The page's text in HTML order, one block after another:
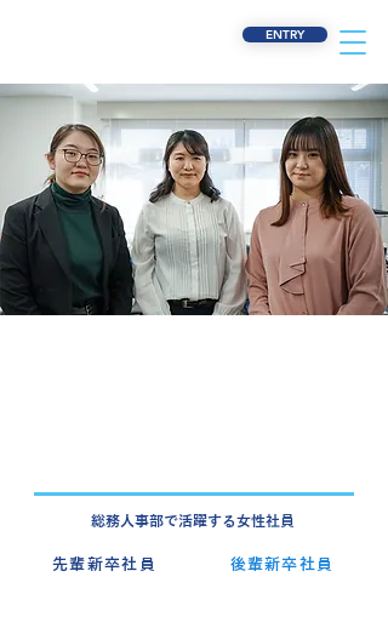
ENTRY
総務人事部で活躍する女性社員
先輩新卒社員 後輩新卒社員